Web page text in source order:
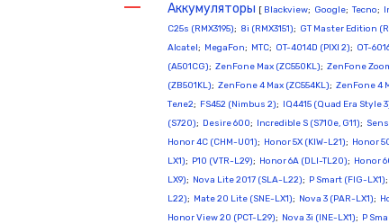
Аккумуляторы [ Blackview; Google; Tecno;
C25s (RMX3195); 8i (RMX3151); GT Master Edition
Alcatel; MegaFon; МТС; OT-4014D (PIXI 2); OT-
(A501CG); ZenFone Max (ZC550KL); ZenFone
(ZB501KL); ZenFone 4 Max (ZC554KL); ZenFone 4
Теле2; FS452 (Nimbus 2); IQ4415 (Quad Era Style
(S720); Desire 600; Incredible S (S710e, G11);
Honor 4C (CHM-U01); Honor 5X (KIW-L21); Honor
LX1); P10 (VTR-L29); Honor 6A (DLI-TL20); Honor
LX9); Nova Lite 2017 (SLA-L22); P Smart (FIG-LX1);
L22); Mate 20 Lite (SNE-LX1); Nova 3 (PAR-LX1);
Honor View 20 (PCT-L29); Nova 3i (INE-LX1); P